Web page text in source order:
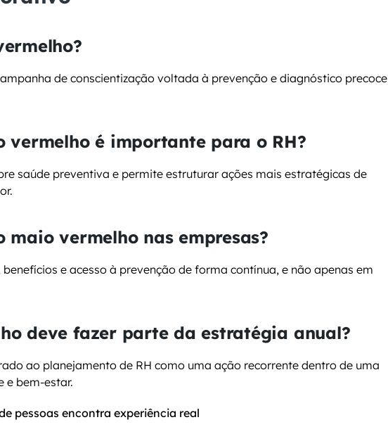
de conscientização voltada à prevenção e diagnóstico precoce
vermelho é importante para o RH?
saúde preventiva e permite estruturar ações mais estratégicas de
maio vermelho nas empresas?
e acesso à prevenção de forma contínua, e não apenas em
deve fazer parte da estratégia anual?
ao planejamento de RH como uma ação recorrente dentro de uma
e bem-estar.
pessoas encontra experiência real